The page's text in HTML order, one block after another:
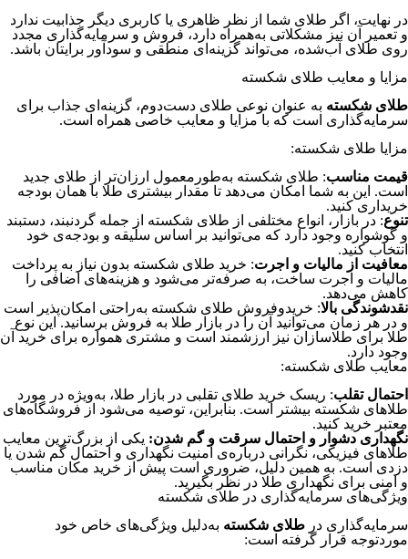
در نهایت، اگر طلای شما از نظر ظاهری یا کاربری دیگر جذابیت ندارد
و تعمیر آن نیز مشکلاتی به‌همراه دارد، فروش و سرمایه‌گذاری مجدد
روی طلای آب‌شده، می‌تواند گزینه‌ای منطقی و سودآور برایتان باشد.
مزایا و معایب طلای شکسته
طلای شکسته به عنوان نوعی طلای دست‌دوم، گزینه‌ای جذاب برای
سرمایه‌گذاری است که با مزایا و معایب خاصی همراه است.
مزایا طلای شکسته:
قیمت مناسب: طلای شکسته به‌طور‌معمول ارزان‌تر از طلای جدید
است. این به شما امکان می‌دهد تا مقدار بیشتری طلا با همان بودجه
خریداری کنید.
تنوع: در بازار، انواع مختلفی از طلای شکسته از جمله گردنبند، دستبند
و گوشواره وجود دارد که می‌توانید بر اساس سلیقه و بودجه‌ی خود
انتخاب کنید.
معافیت از مالیات و اجرت: خرید طلای شکسته بدون نیاز به پرداخت
مالیات و اجرت ساخت، به صرفه‌تر می‌شود و هزینه‌های اضافی را
کاهش می‌دهد.
نقدشوندگی بالا: خرید‌و‌فروش طلای شکسته به‌راحتی امکان‌پذیر است
و در هر زمان می‌توانید آن را در بازار طلا به فروش برسانید. این نوع
طلا برای طلاسازان نیز ارزشمند است و مشتری همواره برای خرید آن
وجود دارد.
معایب طلای شکسته:
احتمال تقلب: ریسک خرید طلای تقلبی در بازار طلا، به‌ویژه در مورد
طلاهای شکسته بیشتر است. بنابراین، توصیه می‌شود از فروشگاه‌های
معتبر خرید کنید.
نگهداری دشوار و احتمال سرقت و گم شدن: یکی از بزرگ‌ترین معایب
طلاهای فیزیکی، نگرانی درباره‌ی امنیت نگهداری و احتمال گم شدن یا
دزدی است. به همین دلیل، ضروری است پیش از خرید مکان مناسب
و امنی برای نگهداری طلا در نظر بگیرید.
ویژگی‌های سرمایه‌گذاری در طلای شکسته
سرمایه‌گذاری در طلای شکسته به‌دلیل ویژگی‌های خاص خود
مورد‌توجه قرار گرفته است: